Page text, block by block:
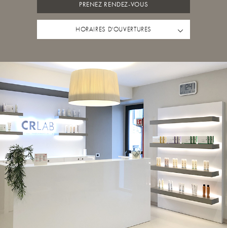
PRENEZ RENDEZ-VOUS
HORAIRES D'OUVERTURES